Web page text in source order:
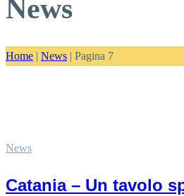
News
Home | News | Pagina 7
News
Catania – Un tavolo